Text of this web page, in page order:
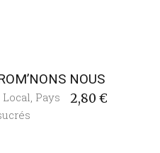
NOUS
2,80 €
Local Pays